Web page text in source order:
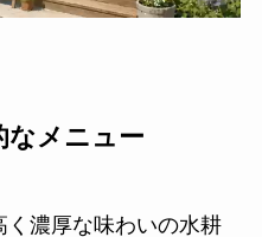
なメニュー
く濃厚な味わいの水耕